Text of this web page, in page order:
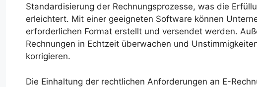
Standardisierung der Rechnungsprozesse, was die
erleichtert. Mit einer geeigneten Software können
erforderlichen Format erstellt und versendet werden.
Rechnungen in Echtzeit überwachen und
korrigieren.
Die Einhaltung der rechtlichen Anforderungen an E-